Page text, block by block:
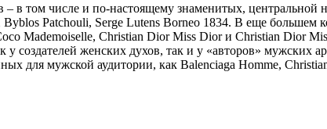
в том числе и по-настоящему знаменитых, центральной
Patchouli, Serge Lutens Borneo 1834. В еще большем
Mademoiselle, Christian Dior Miss Dior и Christian Dior
создателей женских духов, так и у «авторов» мужских
для мужской аудитории, как Balenciaga Homme,